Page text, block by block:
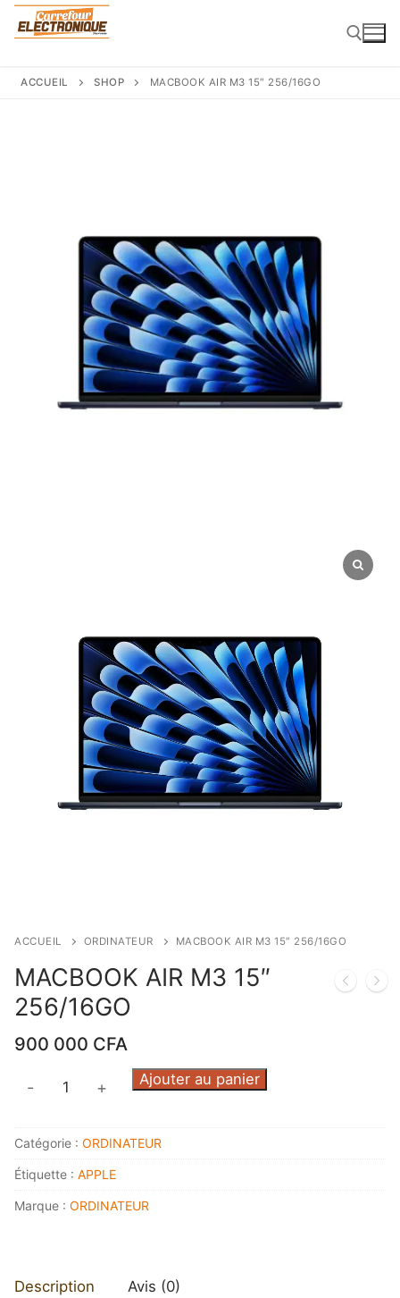
Aller
au
ACCUEIL SHOP MACBOOK AIR M3 15″ 256/16GO
ACCUEIL ORDINATEUR MACBOOK AIR M3 15″ 256/16GO
MACBOOK AIR M3 15″
256/16GO
900 000 CFA
quantité
AIR
M3
256/16GO
- + Ajouter au panier
Catégorie : ORDINATEUR
Étiquette : APPLE
Marque : ORDINATEUR
Description Avis (0)